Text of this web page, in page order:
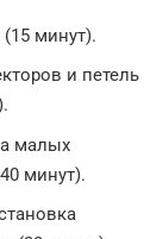
минут).
и петель
малых
минут).